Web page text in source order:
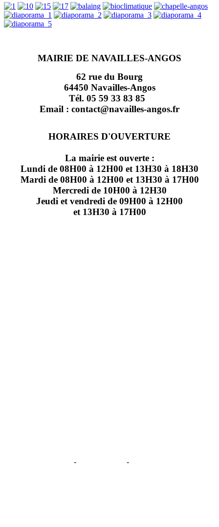
MAIRIE DE NAVAILLES-ANGOS
62 rue du Bourg
64450 Navailles-Angos
Tél. 05 59 33 83 85
Email : contact@navailles-angos.fr
HORAIRES D'OUVERTURE
La mairie est ouverte :
Lundi de 08H00 à 12H00 et 13H30 à 18H30
Mardi de 08H00 à 12H00 et 13H30 à 17H00
Mercredi de 10H00 à 12H30
Jeudi et vendredi de 09H00 à 12H00
et 13H30 à 17H00
- -